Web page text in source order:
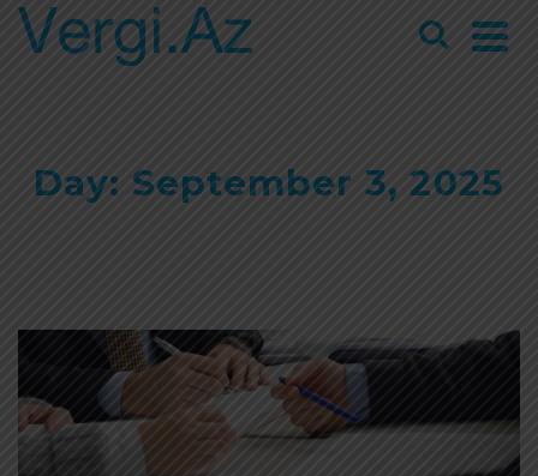
Day: September 3, 2025